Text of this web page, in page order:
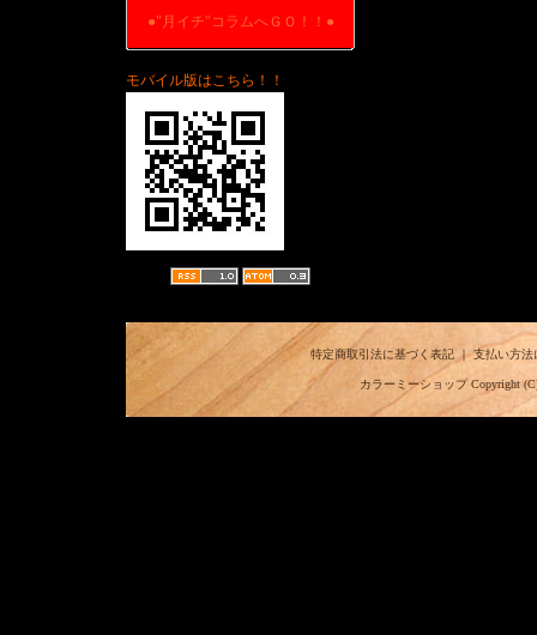
●"月イチ"コラムへＧＯ！！●
モバイル版はこちら！！
特定商取引法に基づく表記｜支払い方法
カラーミーショップCopyright